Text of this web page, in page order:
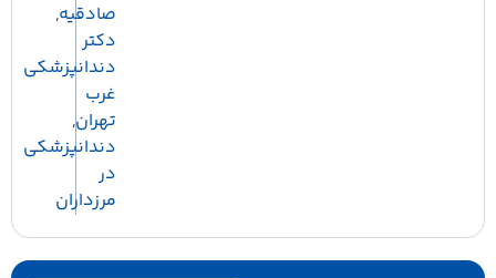
صادقیه,
دکتر
دندانپزشکی
غرب
تهران,
دندانپزشکی
مرزداران